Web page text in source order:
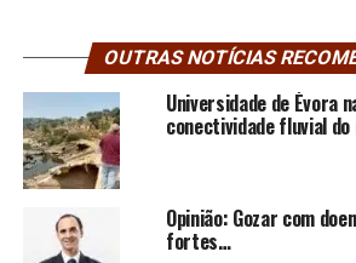
OUTRAS NOTÍCIAS
Universidade de Évora
conectividade fluvial
Opinião: Gozar com
fortes…